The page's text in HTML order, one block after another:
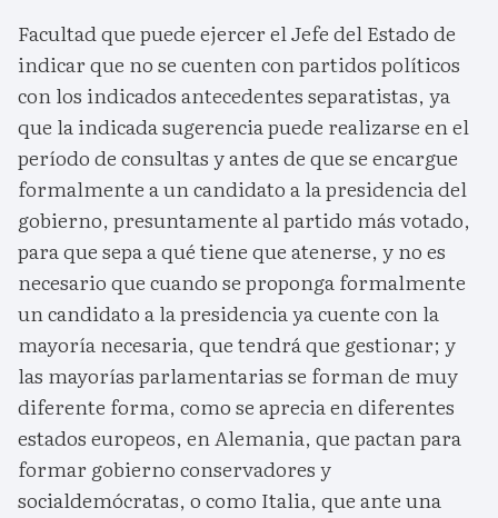
Facultad que puede ejercer el Jefe del Estado de
indicar que no se cuenten con partidos políticos
con los indicados antecedentes separatistas, ya
que la indicada sugerencia puede realizarse en el
período de consultas y antes de que se encargue
formalmente a un candidato a la presidencia del
gobierno, presuntamente al partido más votado,
para que sepa a qué tiene que atenerse, y no es
necesario que cuando se proponga formalmente
un candidato a la presidencia ya cuente con la
mayoría necesaria, que tendrá que gestionar; y
las mayorías parlamentarias se forman de muy
diferente forma, como se aprecia en diferentes
estados europeos, en Alemania, que pactan para
formar gobierno conservadores y
socialdemócratas, o como Italia, que ante una